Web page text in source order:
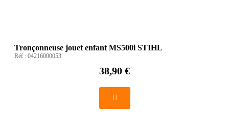
Tronçonneuse jouet enfant MS500i STIHL
Réf : 04216000053
38,90 €